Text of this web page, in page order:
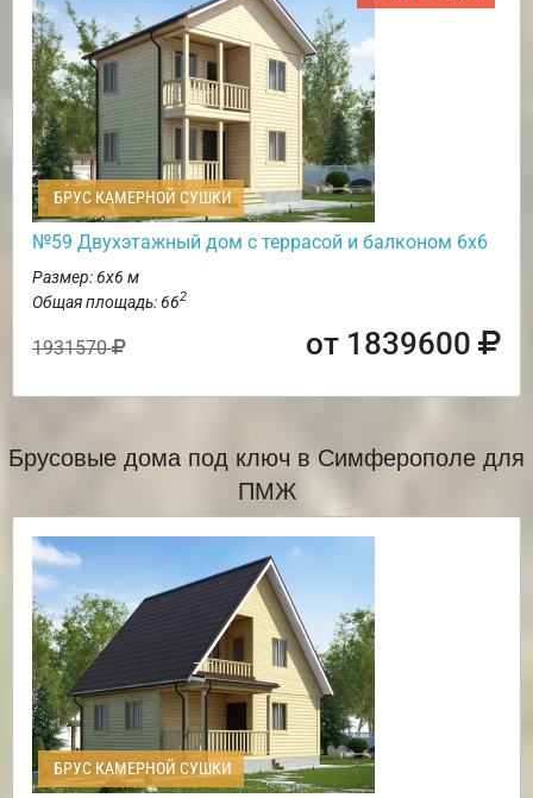
БРУС КАМЕРНОЙ СУШКИ
№59 Двухэтажный дом с террасой и балконом 6х6
Размер: 6х6 м
Общая площадь: 662
1931570 от 1839600
Брусовые дома под ключ в Симферополе для
ПМЖ
БРУС КАМЕРНОЙ СУШКИ